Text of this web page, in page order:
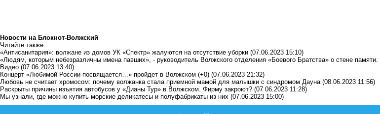
Новости на Блoкнoт-Волжский
Читайте также:
«Антисанитария»: волжане из домов УК «Спектр» жалуются на отсутствие уборки (07.06.2023 15:10)
«Людям, которым небезразличны имена павших», - руководитель Волжского отделения «Боевого Братства» о стене памяти.
Видео (07.06.2023 13:40)
Концерт «Любимой России посвящается…» пройдет в Волжском (+0) (07.06.2023 21:32)
Любовь не считает хромосом: почему волжанка стала приемной мамой для малышки с синдромом Дауна (08.06.2023 11:56)
Раскрыты причины изъятия автобусов у «Дианы Тур» в Волжском. Фирму закроют? (07.06.2023 11:28)
Мы узнали, где можно купить морские деликатесы и полуфабрикаты из них (07.06.2023 15:00)